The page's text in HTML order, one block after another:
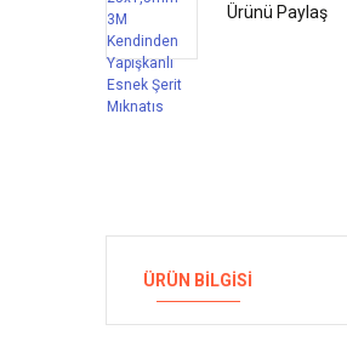
Ürünü Paylaş
ÜRÜN BILGISI